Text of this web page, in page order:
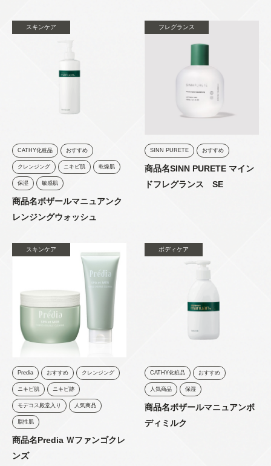
スキンケア
CATHY化粧品 おすすめ
クレンジング ニキビ肌 乾燥肌
保湿 敏感肌
商品名ボザールマニュアンク
レンジングウォッシュ
フレグランス
SINN PURETE おすすめ
商品名SINN PURETE マイン
ドフレグランス SE
スキンケア
Predia おすすめ クレンジング
ニキビ肌 ニキビ跡
モデコス殿堂入り 人気商品
脂性肌
商品名Predia Ｗファンゴクレ
ンズ
ボディケア
CATHY化粧品 おすすめ
人気商品 保湿
商品名ボザールマニュアンボ
ディミルク